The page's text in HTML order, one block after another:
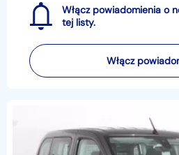
Włącz powiadomienia o
tej listy.
Włącz